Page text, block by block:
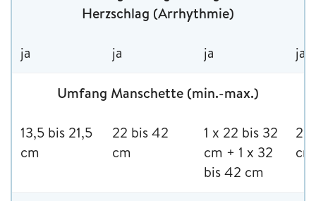
Herzschlag (Arrhythmie)
ja ja ja ja
Umfang Manschette (min.-max.)
13,5 bis 21,5
cm
22 bis 42
cm
1 x 22 bis 32
cm + 1 x 32
bis 42 cm
22
cm